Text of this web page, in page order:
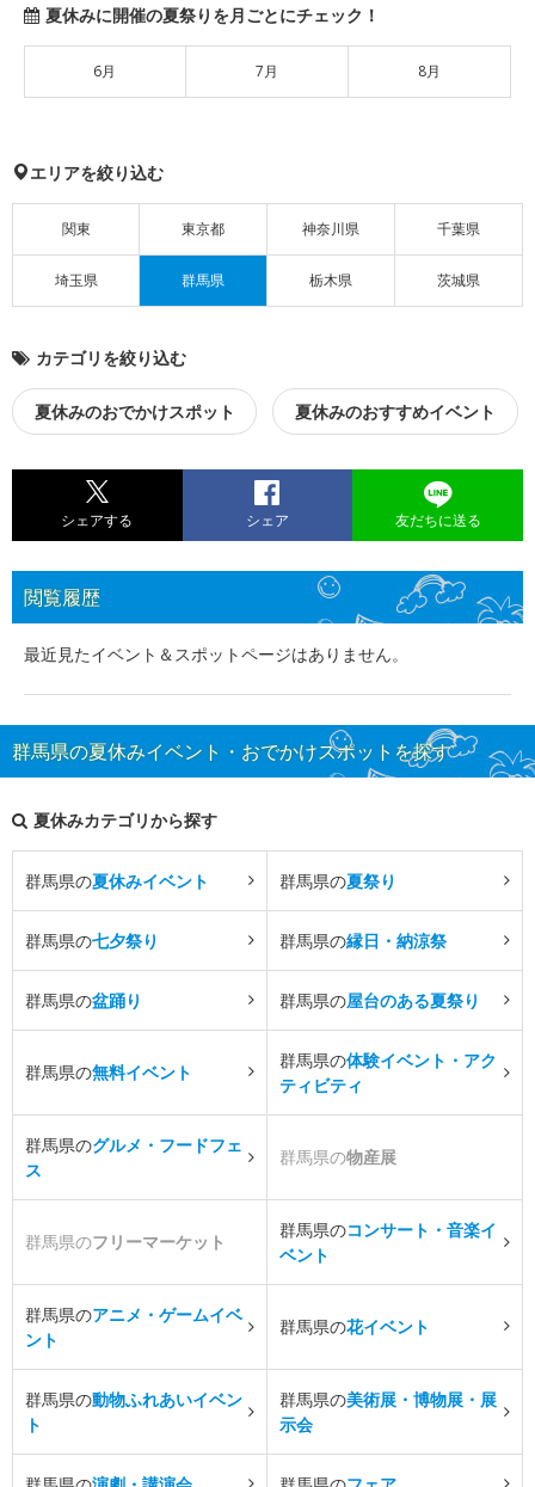
夏休みに開催の夏祭りを月ごとにチェック！
6月 7月 8月
エリアを絞り込む
関東 東京都 神奈川県 千葉県
埼玉県 群馬県 栃木県 茨城県
カテゴリを絞り込む
夏休みのおでかけスポット 夏休みのおすすめイベント
シェアする シェア 友だちに送る
閲覧履歴
最近見たイベント＆スポットページはありません。
群馬県の夏休みイベント・おでかけスポットを探す
夏休みカテゴリから探す
群馬県の夏休みイベント 群馬県の夏祭り
群馬県の七夕祭り 群馬県の縁日・納涼祭
群馬県の盆踊り 群馬県の屋台のある夏祭り
群馬県の無料イベント
群馬県の体験イベント・アク
ティビティ
群馬県のグルメ・フードフェ
ス
群馬県の物産展
群馬県のフリーマーケット
群馬県のコンサート・音楽イ
ベント
群馬県のアニメ・ゲームイベ
ント
群馬県の花イベント
群馬県の動物ふれあいイベン
ト
群馬県の美術展・博物展・展
示会